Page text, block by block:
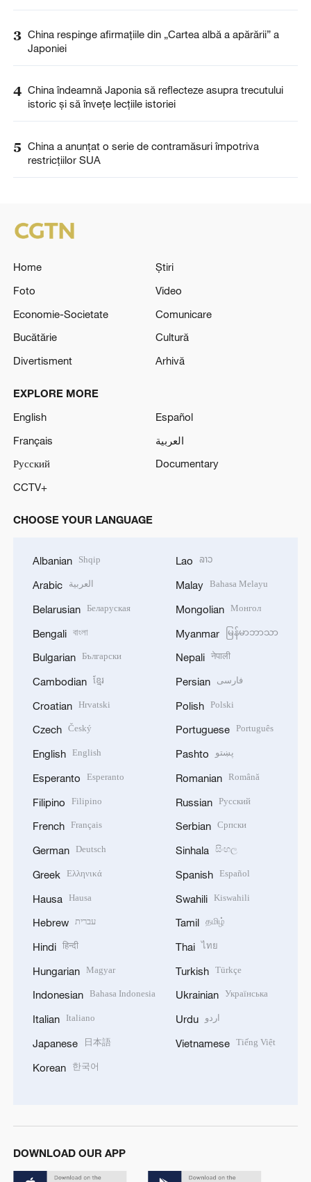
3 China respinge afirmațiile din „Cartea albă a apărării” a
Japoniei
4 China îndeamnă Japonia să reflecteze asupra trecutului
istoric și să învețe lecțiile istoriei
5 China a anunţat o serie de contramăsuri împotriva
restricţiilor SUA
Home
Știri
Foto
Video
Economie-Societate
Comunicare
Bucătărie
Cultură
Divertisment
Arhivă
EXPLORE MORE
English
Español
Français
العربية
Русский
Documentary
CCTV+
CHOOSE YOUR LANGUAGE
Albanian Shqip
Arabic العربية
Belarusian Беларуская
Bengali বাংলা
Bulgarian Български
Cambodian ខ្មែរ
Croatian Hrvatski
Czech Český
English English
Esperanto Esperanto
Filipino Filipino
French Français
German Deutsch
Greek Ελληνικά
Hausa Hausa
Hebrew עברית
Hindi हिन्दी
Hungarian Magyar
Indonesian Bahasa Indonesia
Italian Italiano
Japanese 日本語
Korean 한국어
Lao ລາວ
Malay Bahasa Melayu
Mongolian Монгол
Myanmar မြန်မာဘာသာ
Nepali नेपाली
Persian فارسی
Polish Polski
Portuguese Português
Pashto پښتو
Romanian Română
Russian Русский
Serbian Српски
Sinhala සිංහල
Spanish Español
Swahili Kiswahili
Tamil தமிழ்
Thai ไทย
Turkish Türkçe
Ukrainian Українська
Urdu اردو
Vietnamese Tiếng Việt
DOWNLOAD OUR APP